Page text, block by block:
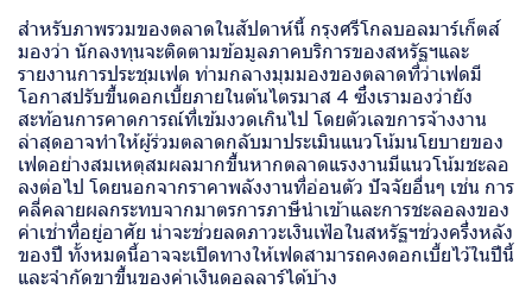
สำหรับภาพรวมของตลาดในสัปดาห์นี้ กรุงศรีโกลบอลมาร์เก็ตส์
มองว่า นักลงทุนจะติดตามข้อมูลภาคบริการของสหรัฐฯและ
รายงานการประชุมเฟด ท่ามกลางมุมมองของตลาดที่ว่าเฟดมี
โอกาสปรับขึ้นดอกเบี้ยภายในต้นไตรมาส 4 ซึ่งเรามองว่ายัง
สะท้อนการคาดการณ์ที่เข้มงวดเกินไป โดยตัวเลขการจ้างงาน
ล่าสุดอาจทำให้ผู้ร่วมตลาดกลับมาประเมินแนวโน้มนโยบายของ
เฟดอย่างสมเหตุสมผลมากขึ้นหากตลาดแรงงานมีแนวโน้มชะลอ
ลงต่อไป โดยนอกจากราคาพลังงานที่อ่อนตัว ปัจจัยอื่นๆ เช่น การ
คลี่คลายผลกระทบจากมาตรการภาษีนำเข้าและการชะลอลงของ
ค่าเช่าที่อยู่อาศัย น่าจะช่วยลดภาวะเงินเฟ้อในสหรัฐฯช่วงครึ่งหลัง
ของปี ทั้งหมดนี้อาจจะเปิดทางให้เฟดสามารถคงดอกเบี้ยไว้ในปีนี้
และจำกัดขาขึ้นของค่าเงินดอลลาร์ได้บ้าง